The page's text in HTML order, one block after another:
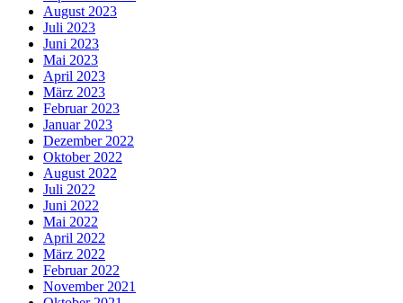
August 2023
Juli 2023
Juni 2023
Mai 2023
April 2023
März 2023
Februar 2023
Januar 2023
Dezember 2022
Oktober 2022
August 2022
Juli 2022
Juni 2022
Mai 2022
April 2022
März 2022
Februar 2022
November 2021